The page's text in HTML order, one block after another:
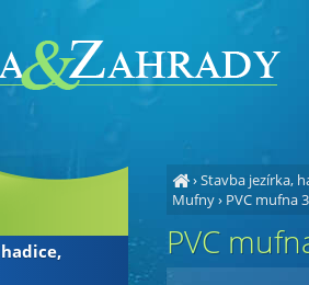
›Stavba jezírka,
Mufny› PVC mufna
PVC